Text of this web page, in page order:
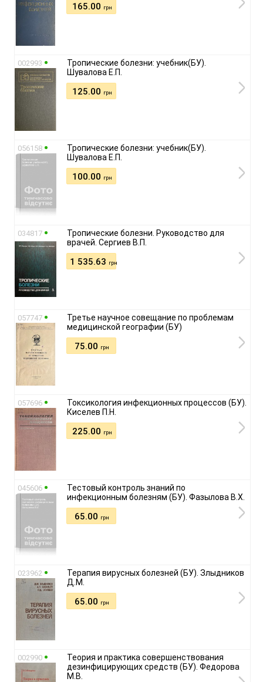
165.00 грн
002993
Тропические болезни: учебник(БУ).
Шувалова Е.П.
125.00 грн
056158
Тропические болезни: учебник(БУ).
Шувалова Е.П.
100.00 грн
034817
Тропические болезни. Руководство для
врачей. Сергиев В.П.
1 535.63 грн
057747
Третье научное совещание по проблемам
медицинской географии (БУ)
75.00 грн
057696
Токсикология инфекционных процессов (БУ).
Киселев П.Н.
225.00 грн
045606
Тестовый контроль знаний по
инфекционным болезням (БУ). Фазылова В.Х.
65.00 грн
023962
Терапия вирусных болезней (БУ). Злыдников
Д.М.
65.00 грн
002990
Теория и практика совершенствования
дезинфицирующих средств (БУ). Федорова
М.В.